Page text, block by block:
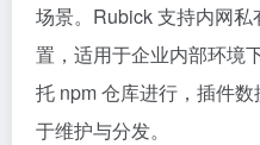
场景。Rubick 支持内网
置，适用于企业内部环境
托 npm 仓库进行，插件
于维护与分发。